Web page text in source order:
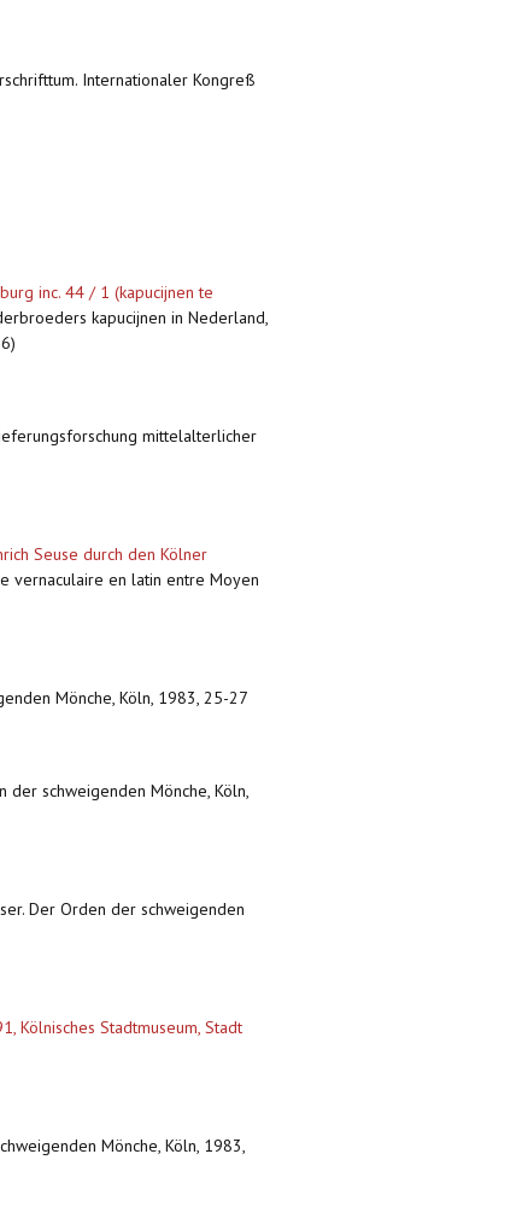
Internationaler Kongreß
inc. 44 / 1 (kapucijnen te
kapucijnen in Nederland,
mittelalterlicher
Seuse durch den Kölner
vernaculaire en latin entre Moyen
Mönche, Köln, 1983, 25-27
der schweigenden Mönche, Köln,
Der Orden der schweigenden
Kölnisches Stadtmuseum, Stadt
Mönche, Köln, 1983,